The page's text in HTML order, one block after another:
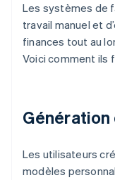
Les systèmes de
travail manuel et
finances tout au
Voici comment ils
Les utilisateurs
modèles